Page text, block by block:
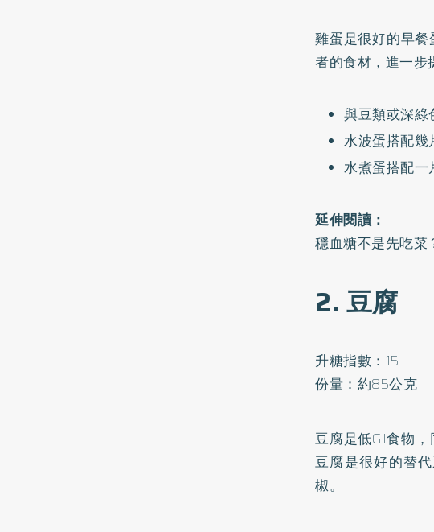
雞蛋是很好的早
者的食材，進一步
與豆類或深綠
水波蛋搭配幾
水煮蛋搭配一
延伸閱讀：
穩血糖不是先吃菜
2. 豆腐
升糖指數：15
份量：約85公克
豆腐是低GI食物
豆腐是很好的替
椒。